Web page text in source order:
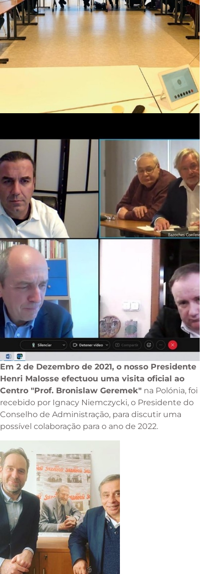
Em 2 de Dezembro de 2021, o nosso Presidente
Henri Malosse efectuou uma visita oficial ao
Centro "Prof. Bronislaw Geremek" na Polónia, foi
recebido por Ignacy Niemczycki, o Presidente do
Conselho de Administração, para discutir uma
possível colaboração para o ano de 2022.